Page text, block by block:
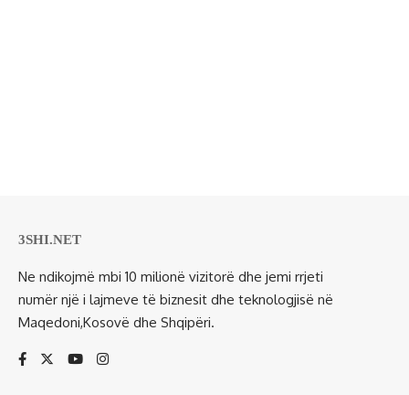
3SHI.NET
Ne ndikojmë mbi 10 milionë vizitorë dhe jemi rrjeti
numër një i lajmeve të biznesit dhe teknologjisë në
Maqedoni,Kosovë dhe Shqipëri.